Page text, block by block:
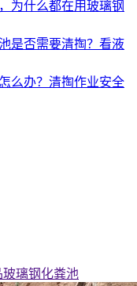
为什么都在用玻璃钢
是否需要清掏？看液
么办？清掏作业安全
玻璃钢化粪池